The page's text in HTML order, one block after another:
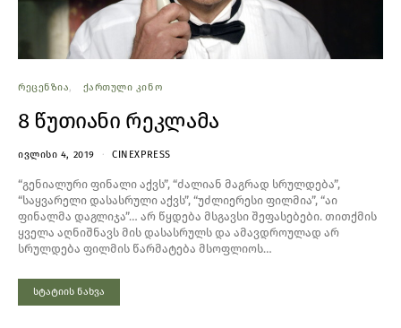
ᲠᲔᲪᲔᲜᲖᲘᲐ ᲥᲐᲠᲗᲣᲚᲘ ᲙᲘᲜᲝ
8 წუთიანი რეკლამა
ᲘᲕᲚᲘᲡᲘ 4, 2019 CINEXPRESS
“გენიალური ფინალი აქვს”, “ძალიან მაგრად სრულდება”,
“საყვარელი დასასრული აქვს”, “უძლიერესი ფილმია”, “აი
ფინალმა დაგლიჯა”… არ წყდება მსგავსი შეფასებები. თითქმის
ყველა აღნიშნავს მის დასასრულს და ამავდროულად არ
სრულდება ფილმის წარმატება მსოფლიოს…
სტატიის ნახვა